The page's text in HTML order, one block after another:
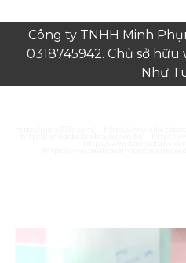
Công ty TNHH Minh
0318745942. Chủ sở
Như